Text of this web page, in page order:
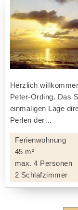
Herzlich
Peter-Ording. Das
einmaligen Lage
Perlen der
Ferienwohnung
45 m²
max. 4 Personen
2 Schlafzimmer